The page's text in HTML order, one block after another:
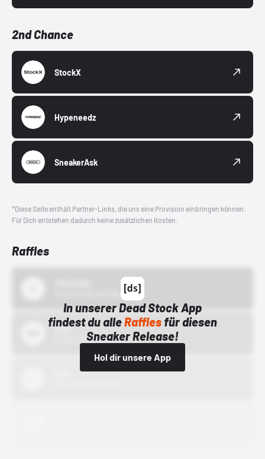
2nd Chance
StockX
Hypeneedz
SneakerAsk
*Diese Seite enthält Partner-Links, die uns eine Provision einbringen können.
Für Dich entstehen dadurch keine zusätzlichen Kosten.
Raffles
In unserer Dead Stock App
findest du alleRafflesfür diesen
Sneaker Release!
Hol dir unsere App
Bstn
01.10.22 00:00 Uhr